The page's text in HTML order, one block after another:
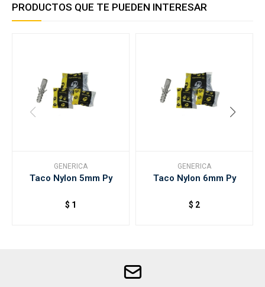
PRODUCTOS QUE TE PUEDEN INTERESAR
GENERICA
Taco Nylon 5mm Py
$ 1
GENERICA
Taco Nylon 6mm Py
$ 2